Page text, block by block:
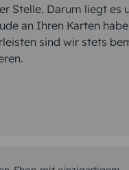
Stelle. Darum liegt es
an Ihren Karten
sind wir stets